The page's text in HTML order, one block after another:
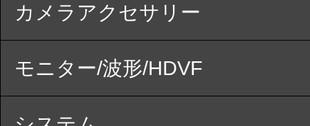
カメラアクセサリー
モニター/波形/HDVF